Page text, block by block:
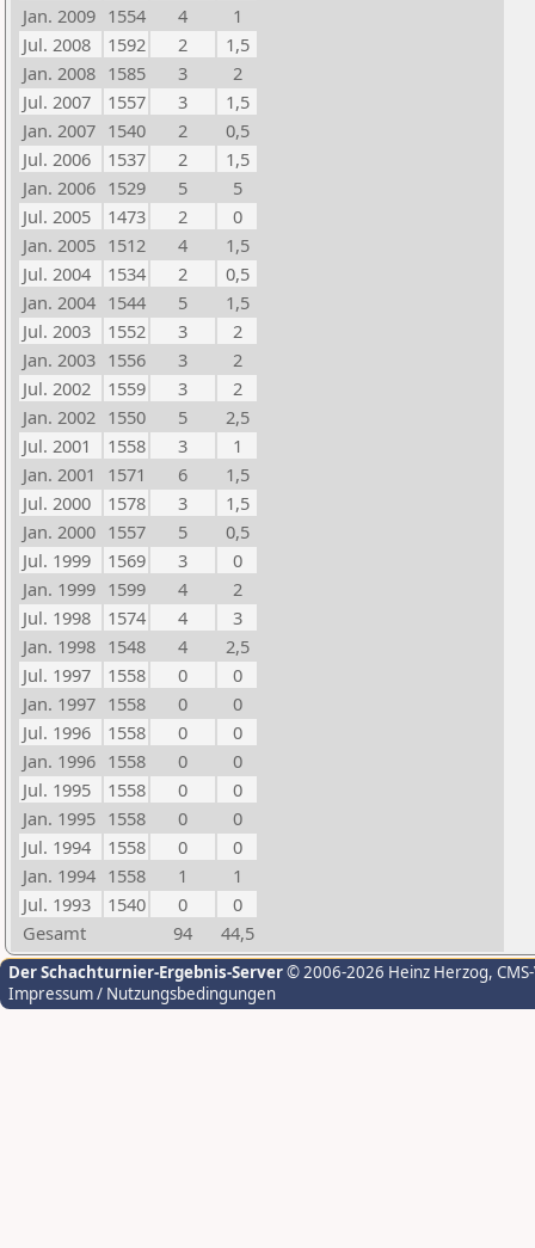
Jan. 2009 1554 4
1
Jul. 2008
1592 2
1,5
Jan. 2008 1585 3
2
Jul. 2007
1557 3
1,5
Jan. 2007 1540 2
0,5
Jul. 2006
1537 2
1,5
Jan. 2006 1529 5
5
Jul. 2005
1473 2
0
Jan. 2005 1512 4
1,5
Jul. 2004
1534 2
0,5
Jan. 2004 1544 5
1,5
Jul. 2003
1552 3
2
Jan. 2003 1556 3
2
Jul. 2002
1559 3
2
Jan. 2002 1550 5
2,5
Jul. 2001
1558 3
1
Jan. 2001
1571 6
1,5
Jul. 2000
1578 3
1,5
Jan. 2000 1557 5
0,5
Jul. 1999
1569 3
0
Jan. 1999 1599 4
2
Jul. 1998
1574 4
3
Jan. 1998 1548 4
2,5
Jul. 1997
1558 0
0
Jan. 1997 1558 0
0
Jul. 1996
1558 0
0
Jan. 1996 1558 0
0
Jul. 1995
1558 0
0
Jan. 1995 1558 0
0
Jul. 1994
1558 0
0
Jan. 1994 1558 1
1
Jul. 1993
1540 0
0
Gesamt
94 44,5
Der Schachturnier-Ergebnis-Server© 2006-2026 Heinz Herzog,
Impressum / Nutzungsbedingungen